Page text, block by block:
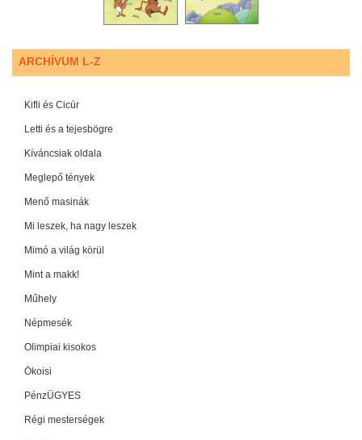
ARCHÍVUM L-Z
Kifli és Cicúr
Letti és a tejesbögre
Kíváncsiak oldala
Meglepő tények
Menő masinák
Mi leszek, ha nagy leszek
Mimó a világ körül
Mint a makk!
Műhely
Népmesék
Olimpiai kisokos
Ökoisi
PénzÜGYES
Régi mesterségek